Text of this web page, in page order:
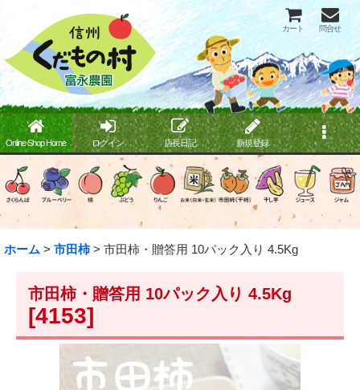
カート 問合せ
Online Shop Home ログイン 店長日記 新規登録
ホーム > 市田柿 > 市田柿・贈答用 10パック入り 4.5Kg
市田柿・贈答用 10パック入り 4.5Kg
[4153]